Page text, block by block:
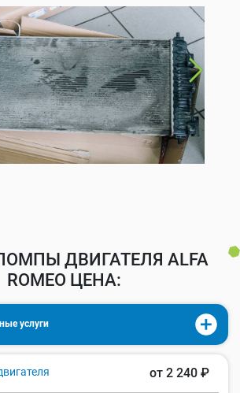
ДВИГАТЕЛЯ ALFA
ROMEO ЦЕНА:
услуги
от 2 240 ₽